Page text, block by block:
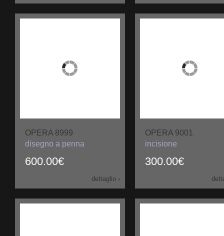
OPERA 8999
600.00€
disegno a penna
dettaglio ›
OPERA 9001
300.00€
incisione